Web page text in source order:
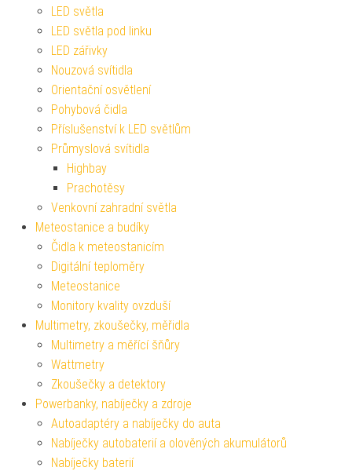
LED světla
LED světla pod linku
LED zářivky
Nouzová svítidla
Orientační osvětlení
Pohybová čidla
Příslušenství k LED světlům
Průmyslová svítidla
Highbay
Prachotěsy
Venkovní zahradní světla
Meteostanice a budíky
Čidla k meteostanicím
Digitální teploměry
Meteostanice
Monitory kvality ovzduší
Multimetry, zkoušečky, měřidla
Multimetry a měřící šňůry
Wattmetry
Zkoušečky a detektory
Powerbanky, nabíječky a zdroje
Autoadaptéry a nabíječky do auta
Nabíječky autobaterií a olověných akumulátorů
Nabíječky baterií